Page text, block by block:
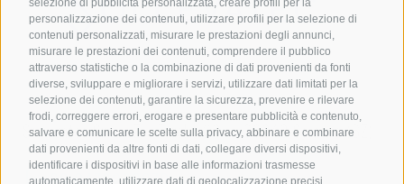
selezione di pubblicità personalizzata, creare profili per la
personalizzazione dei contenuti, utilizzare profili per la selezione di
contenuti personalizzati, misurare le prestazioni degli annunci,
misurare le prestazioni dei contenuti, comprendere il pubblico
attraverso statistiche o la combinazione di dati provenienti da fonti
diverse, sviluppare e migliorare i servizi, utilizzare dati limitati per la
selezione dei contenuti, garantire la sicurezza, prevenire e rilevare
frodi, correggere errori, erogare e presentare pubblicità e contenuto,
salvare e comunicare le scelte sulla privacy, abbinare e combinare
dati provenienti da altre fonti di dati, collegare diversi dispositivi,
identificare i dispositivi in base alle informazioni trasmesse
Sollevatec Srl• Z.I. Förche 20 • 39040Sciaves(BZ)